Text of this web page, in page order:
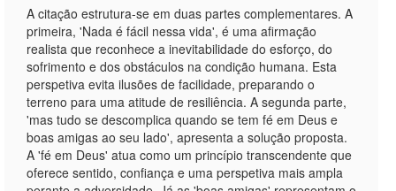
A citação estrutura-se em duas partes complementares. A
primeira, 'Nada é fácil nessa vida', é uma afirmação
realista que reconhece a inevitabilidade do esforço, do
sofrimento e dos obstáculos na condição humana. Esta
perspetiva evita ilusões de facilidade, preparando o
terreno para uma atitude de resiliência. A segunda parte,
'mas tudo se descomplica quando se tem fé em Deus e
boas amigas ao seu lado', apresenta a solução proposta.
A 'fé em Deus' atua como um princípio transcendente que
oferece sentido, confiança e uma perspetiva mais ampla